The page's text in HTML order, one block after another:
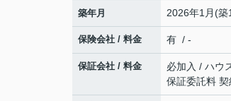
築年月 2026年1月(築
保険会社 / 料金 有 / -
保証会社 / 料金
必加入 / ハウ
保証委託料 契